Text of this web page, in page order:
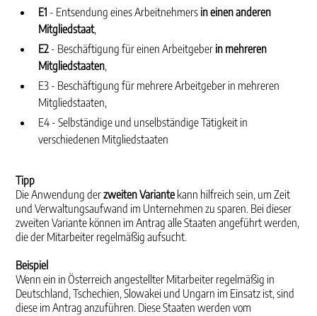
E1 - Entsendung eines Arbeitnehmers in einenanderen
Mitgliedstaat,
E2 - Beschäftigung für einen Arbeitgeber in mehreren
Mitgliedstaaten,
E3 - Beschäftigung für mehrere Arbeitgeber in mehreren
Mitgliedstaaten,
E4 - Selbständige und unselbständige Tätigkeit in
verschiedenen Mitgliedstaaten
Tipp
Die Anwendung derzweiten Variante kann hilfreich sein, um Zeit
und Verwaltungsaufwand im Unternehmen zu sparen. Bei dieser
zweiten Variante können im Antrag alle Staaten angeführt werden,
die der Mitarbeiter regelmäßig aufsucht.
Beispiel
Wenn ein in Österreich angestellter Mitarbeiter regelmäßig in
Deutschland, Tschechien, Slowakei und Ungarn im Einsatz ist, sind
diese im Antrag anzuführen. Diese Staaten werden vom